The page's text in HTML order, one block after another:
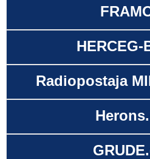
HERCEG-
Radiopostaja